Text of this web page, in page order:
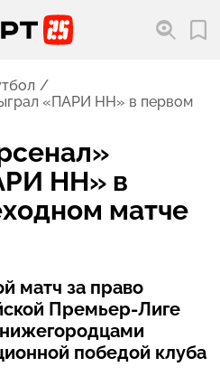
«ПАРИ НН» в первом
НН» в
матче
матч за право
Премьер-Лиге
победой клуба